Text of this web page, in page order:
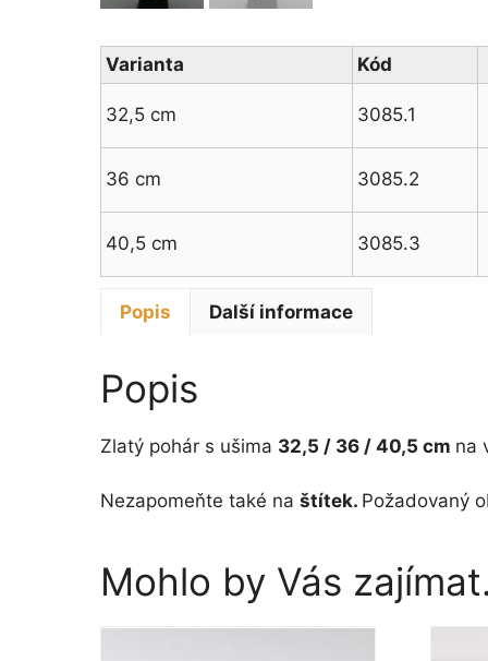
Varianta Kód
32,5 cm 3085.1
36 cm 3085.2
40,5 cm 3085.3
Popis Další informace
Popis
Zlatý pohár s ušima 32,5 / 36 / 40,5 cm na
Nezapomeňte také na štítek. Požadovaný
Mohlo by Vás